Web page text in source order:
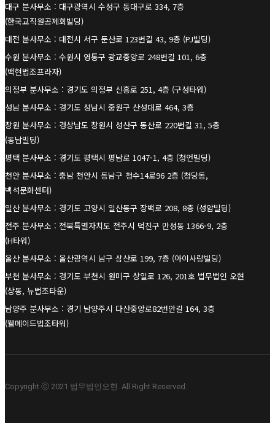
대구 분사무소 : 대구광역시 수성구 동대구로 334, 7층
(한국교직원공제회빌딩)
대전 분사무소 : 대전시 서구 둔산로 123번길 43, 9층 (PJ빌딩)
수원 분사무소 : 수원시 영통구 광교중앙로 248번길 101, 6층
(백현법조프라자)
의정부 분사무소 : 경기도 의정부 신흥로 251, 4층 (구성타워)
성남 분사무소 : 경기도 성남시 중원구 산성대로 464, 3층
창원 분사무소 : 경상남도 창원시 성산구 동산로 220번길 31, 5층
(동남빌딩)
평택 분사무소 : 경기도 평택시 평남로 1047-1, 4층 (청언빌딩)
천안 분사무소 : 충남 천안시 동남구 청수14로96 2층 (청당동,
백석문화센터)
일산 분사무소 : 경기도 고양시 일산동구 장백로 208, 8층 (성암빌딩)
전주 분사무소 : 전북특별자치도 전주시 덕진구 만성동 1366-9, 2층
(H타워)
울산 분사무소 : 울산광역시 남구 삼산로 199, 7층 (아이사랑빌딩)
부천 분사무소 : 경기도 부천시 원미구 상일로 126, 201호 법무법인 오현
(상동, 뉴법조타운)
남양주 분사무소 : 경기 남양주시 다산중앙로82번안길 164, 3층
(웰메이드법조타워)
Copyright ⓒ 2021 법무법인오현. All Right Reserved.